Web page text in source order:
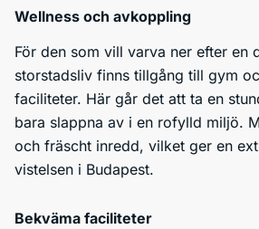
Wellness och avkoppling
För den som vill varva ner efter en
storstadsliv finns tillgång till gym
faciliteter. Här går det att ta en
bara slappna av i en rofylld miljö.
och fräscht inredd, vilket ger en
vistelsen i Budapest.
Bekväma faciliteter